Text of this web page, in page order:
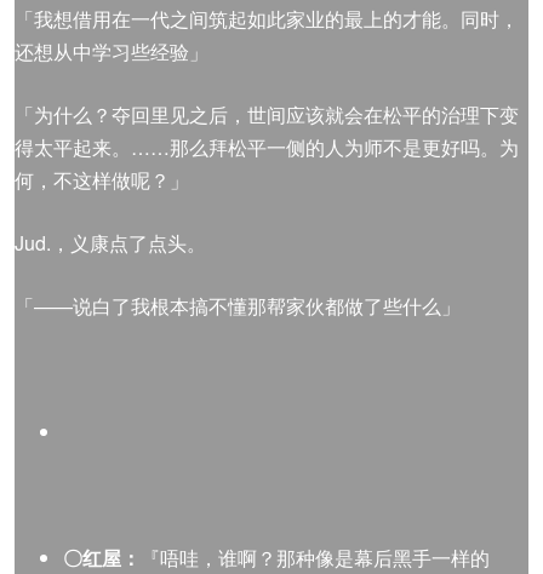
「我想借用在一代之间筑起如此家业的最上的才能。同时，
还想从中学习些经验」
「为什么？夺回里见之后，世间应该就会在松平的治理下变
得太平起来。……那么拜松平一侧的人为师不是更好吗。为
何，不这样做呢？」
Jud.，义康点了点头。
「——说白了我根本搞不懂那帮家伙都做了些什么」
〇红屋：
『唔哇，谁啊？那种像是幕后黑手一样的